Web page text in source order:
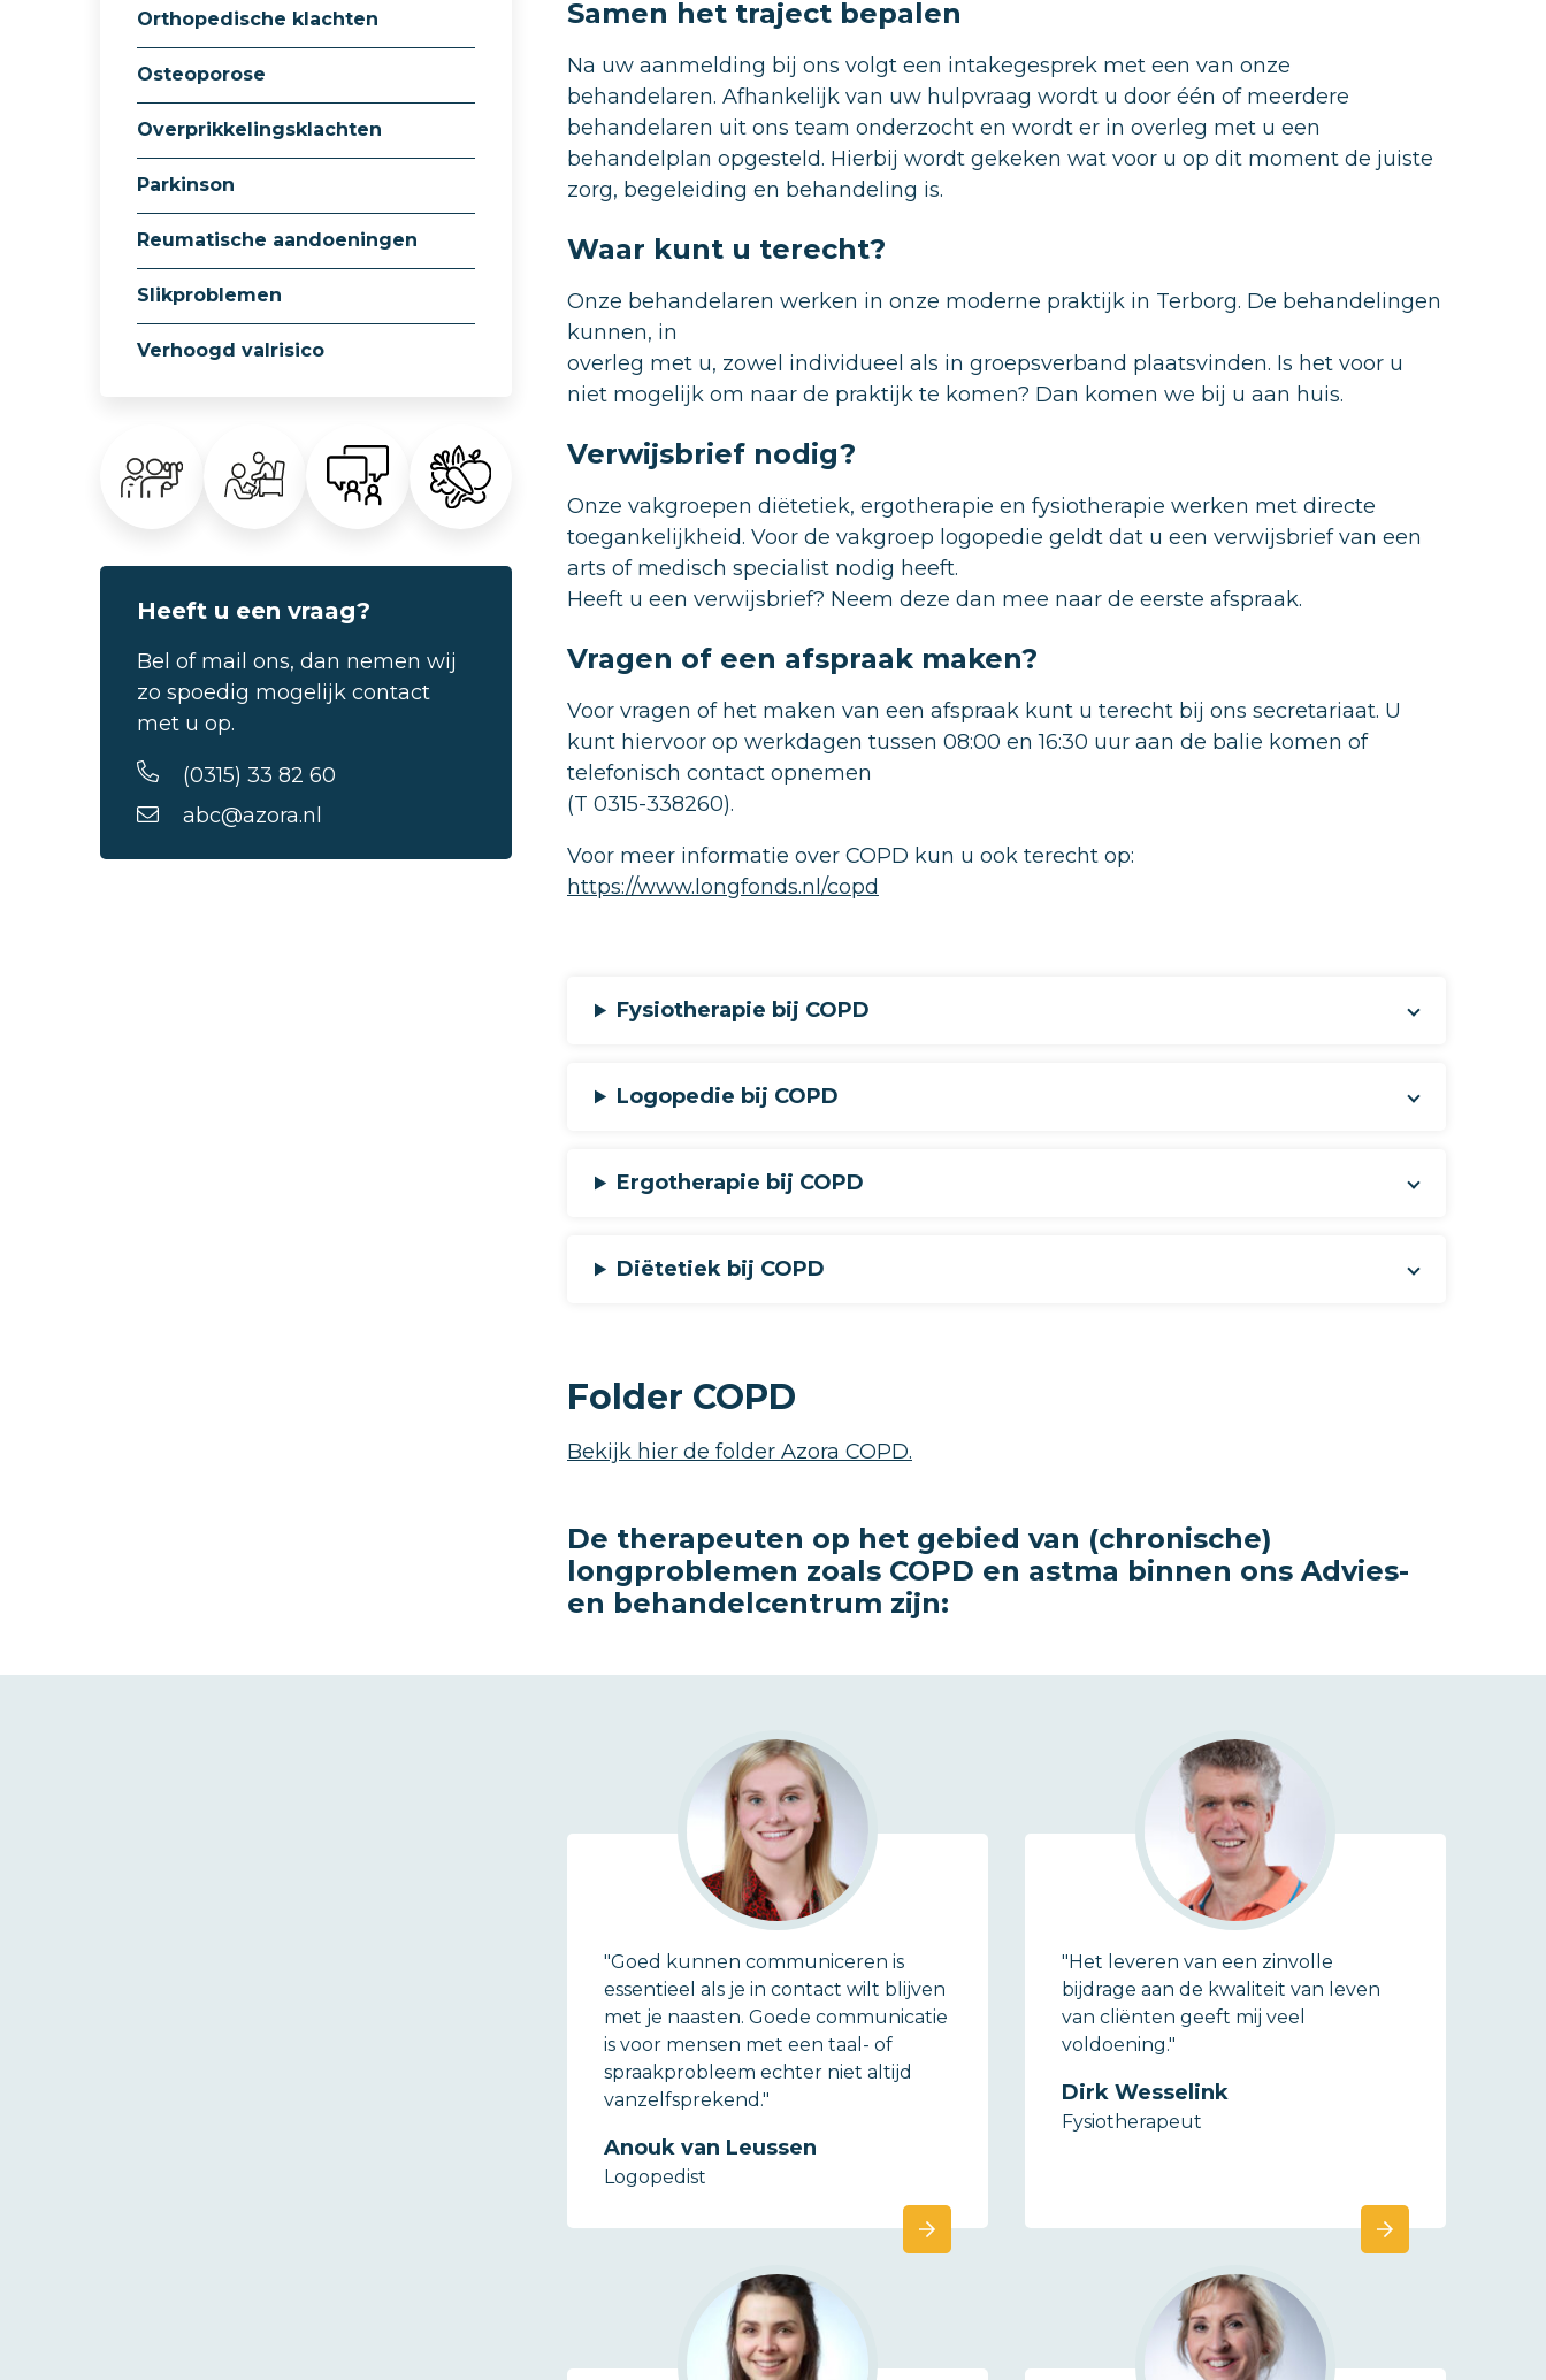
Samen het traject bepalen
Na uw aanmelding bij ons volgt een intakegesprek met een van onze
behandelaren. Afhankelijk van uw hulpvraag wordt u door één of meerdere
behandelaren uit ons team onderzocht en wordt er in overleg met u een
behandelplan opgesteld. Hierbij wordt gekeken wat voor u op dit moment de juiste
zorg, begeleiding en behandeling is.
Waar kunt u terecht?
Onze behandelaren werken in onze moderne praktijk in Terborg. De behandelingen
kunnen, in
overleg met u, zowel individueel als in groepsverband plaatsvinden. Is het voor u
niet mogelijk om naar de praktijk te komen? Dan komen we bij u aan huis.
Verwijsbrief nodig?
Onze vakgroepen diëtetiek, ergotherapie en fysiotherapie werken met directe
toegankelijkheid. Voor de vakgroep logopedie geldt dat u een verwijsbrief van een
arts of medisch specialist nodig heeft.
Heeft u een verwijsbrief? Neem deze dan mee naar de eerste afspraak.
Vragen of een afspraak maken?
Voor vragen of het maken van een afspraak kunt u terecht bij ons secretariaat. U
kunt hiervoor op werkdagen tussen 08:00 en 16:30 uur aan de balie komen of
telefonisch contact opnemen
(T 0315-338260).
Voor meer informatie over COPD kun u ook terecht op:
https://www.longfonds.nl/copd
Fysiotherapie bij COPD
Logopedie bij COPD
Ergotherapie bij COPD
Diëtetiek bij COPD
Folder COPD
Bekijk hier de folder Azora COPD.
De therapeuten op het gebied van (chronische)
longproblemen zoals COPD en astma binnen ons Advies-
en behandelcentrum zijn:
"Goed kunnen communiceren is
essentieel als je in contact wilt blijven
met je naasten. Goede communicatie
is voor mensen met een taal- of
spraakprobleem echter niet altijd
vanzelfsprekend."
Anouk van Leussen
Logopedist
"Het leveren van een zinvolle
bijdrage aan de kwaliteit van leven
van cliënten geeft mij veel
voldoening."
Dirk Wesselink
Fysiotherapeut
Orthopedische klachten
Osteoporose
Overprikkelingsklachten
Parkinson
Reumatische aandoeningen
Slikproblemen
Verhoogd valrisico
Heeft u een vraag?
Bel of mail ons, dan nemen wij
zo spoedig mogelijk contact
met u op.
(0315) 33 82 60
abc@azora.nl